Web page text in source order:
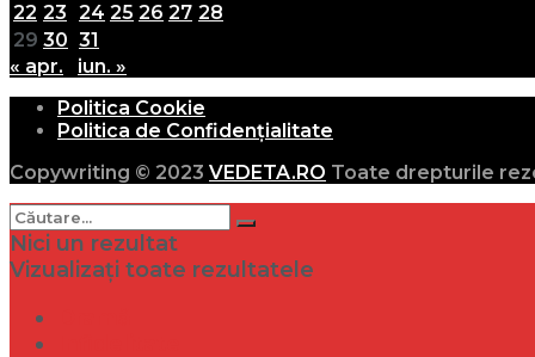
22 23 24 25 26 27 28
29 30 31
« apr.
iun. »
Politica Cookie
Politica de Confidențialitate
Copywriting © 2023 VEDETA.RO Toate drepturile
Nici un rezultat
Vizualizați toate rezultatele